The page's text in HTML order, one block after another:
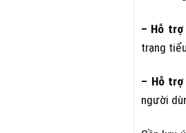
– Hỗ
trạng
– Hỗ
người